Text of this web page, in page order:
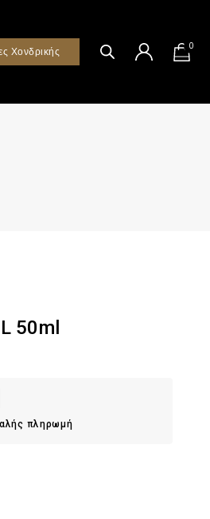
Χονδρικής 0
50ml
πληρωμή